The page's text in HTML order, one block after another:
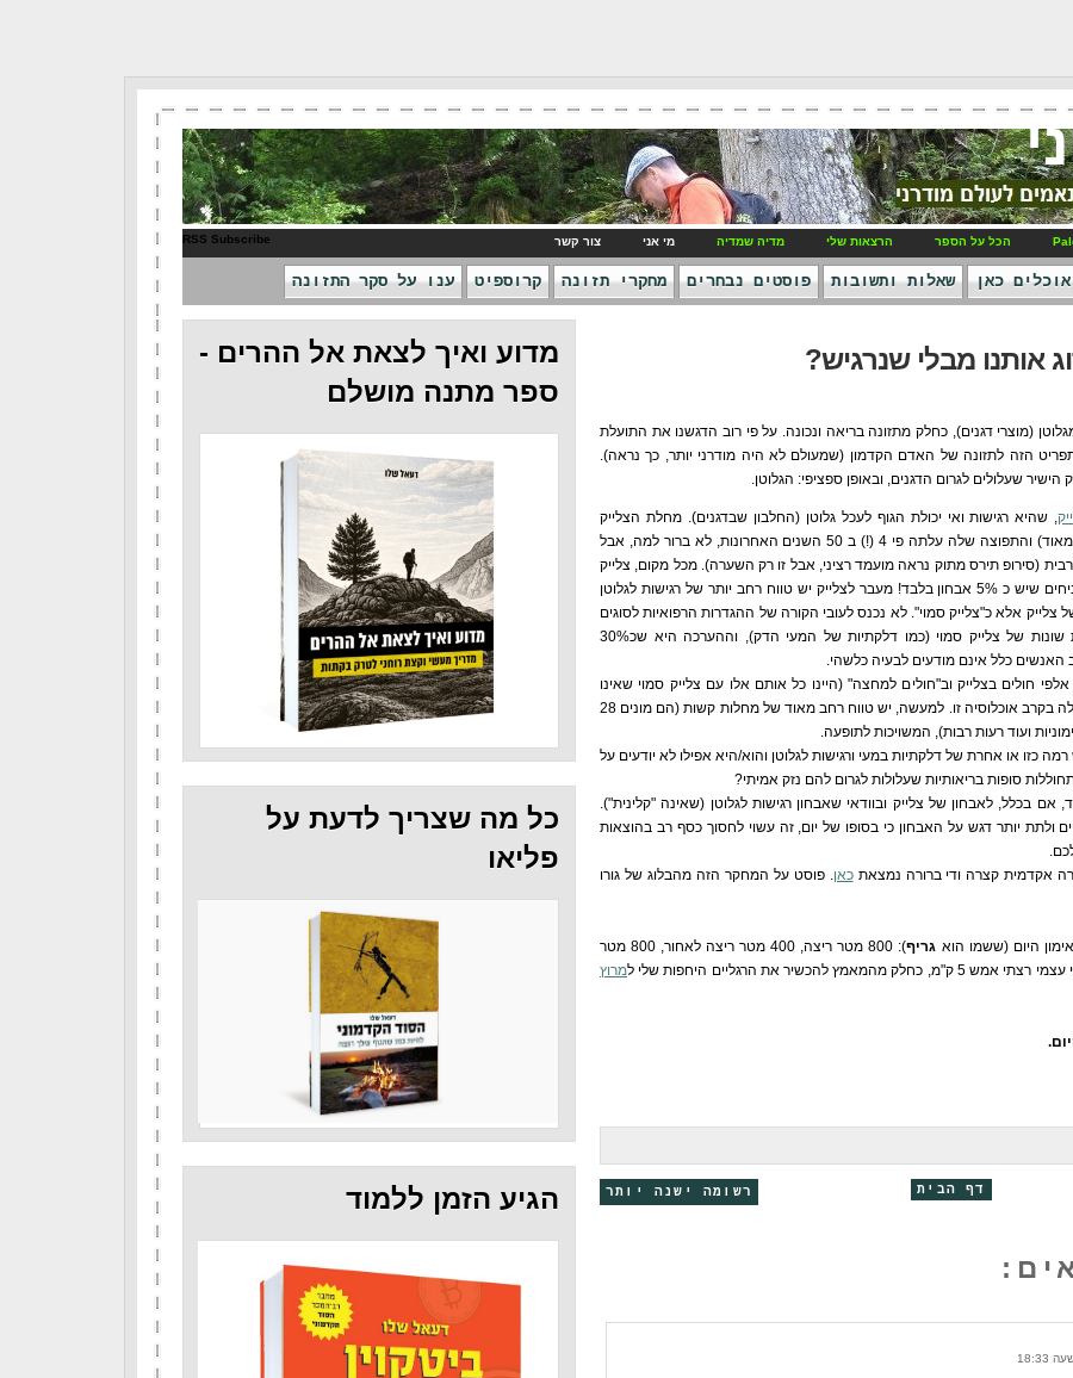
הכל על הספר הרצאות שלי מדיה שמדיה מי אני צור קשר RSS Subscribe
כאן שאלות ותשובות פוסטים נבחרים מחקרי תזונה קרוספיט ענו על סקר התזונה
אותנו מבלי שנרגיש?
(מוצרי דגנים), כחלק מתזונה בריאה ונכונה. על פי רוב הדגשנו את התועלת
הזה לתזונה של האדם הקדמון (שמעולם לא היה מודרני יותר, כך נראה).
שעלולים לגרום הדגנים, ובאופן ספציפי: הגלוטן.
, שהיא רגישות ואי יכולת הגוף לעכל גלוטן (החלבון שבדגנים). מחלת הצלייק
שכיחה בכ1% מהאוכלוסיה (זה הרבה, מאוד) והתפוצה שלה עלתה פי 4 (!) ב 50 השנים האחרונות, לא ברור למה, אבל
(סירופ תירס מתוק נראה מועמד רציני, אבל זו רק השערה). מכל מקום, צלייק
עדיין מאובחנת מעט מאוד ובארה"ב מניחים שיש כ 5% אבחון בלבד! מעבר לצלייק יש טווח רחב יותר של רגישות לגלוטן
צלייק אלא כ"צלייק סמוי". לא נכנס לעובי הקורה של ההגדרות הרפואיות לסוגים
השונים (קטונתי), אבל בגדול יש רמות שונות של צלייק סמוי (כמו דלקתיות של המעי הדק), וההערכה היא שכ30%
כלל אינם מודעים לבעיה כלשהי.
חולים בצלייק וב"חולים למחצה" (היינו כל אותם אלו עם צלייק סמוי שאינו
קליני), מצא כי שיעור הסיכוי לתמותה עולה בקרב אוכלוסיה זו. למעשה, יש טווח רחב מאוד של מחלות קשות (הם מונים 28
ועוד רעות רבות), המשויכות לתופעה.
רמה כזו או אחרת של דלקתיות במעי ורגישות לגלוטן והוא/היא אפילו לא יודעים על
סופות בריאותיות שעלולות לגרום להם נזק אמיתי?
בכלל, לאבחון של צלייק ובוודאי שאבחון רגישות לגלוטן (שאינה "קלינית").
יותר דגש על האבחון כי בסופו של יום, זה עשוי לחסוך כסף רב בהוצאות
אקדמית קצרה ודי ברורה נמצאתכאן. פוסט על המחקר הזה מהבלוג של גורו
היום (ששמו הוא גריף
): 800 מטר ריצה, 400 מטר ריצה לאחור, 800 מטר
מרוץ
רשומה ישנה יותר דף הבית
מדוע ואיך לצאת אל ההרים -
ספר מתנה מושלם
כל מה שצריך לדעת על
פליאו
הגיע הזמן ללמוד